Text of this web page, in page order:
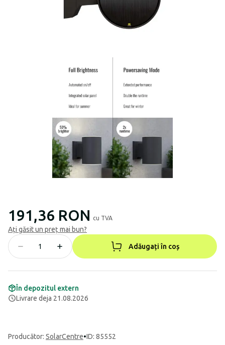
191,36 RON cu TVA
Ați găsit un preț mai bun?
Adăugați în coș
În depozitul extern
Livrare deja 21.08.2026
Producător: SolarCentre•ID: 85552